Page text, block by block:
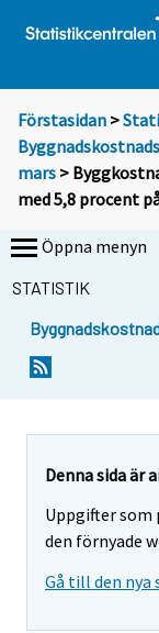
Förstasidan >
mars >
med 5,8 procent
Öppna menyn
STATISTIK
Denna sida är
Uppgifter som
den förnyade
Gå till den